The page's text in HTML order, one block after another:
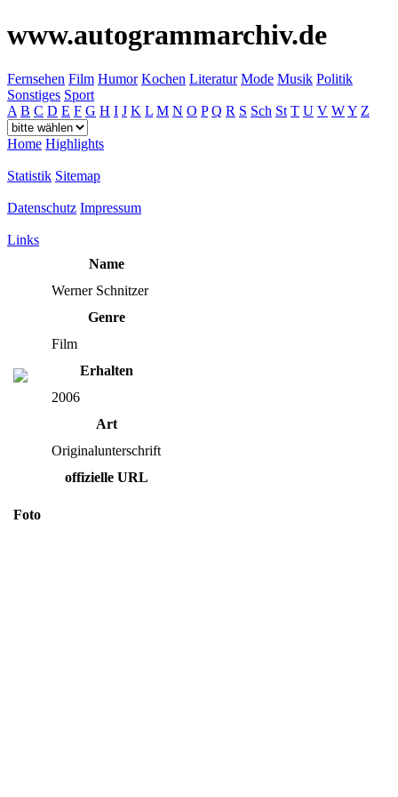
www.autogrammarchiv.de
Fernsehen Film Humor Kochen Literatur Mode Musik Politik
Sonstiges Sport
A B C D E F G H I J K L M N O P Q R S Sch St T U V WY Z
Home Highlights
Statistik Sitemap
Datenschutz Impressum
Links
Name
Werner Schnitzer
Genre
Film
Erhalten
2006
Art
Originalunterschrift
offizielle URL
Foto